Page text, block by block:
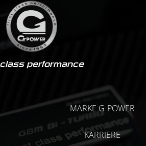
performance
MARKE G-POWER
KARRIERE